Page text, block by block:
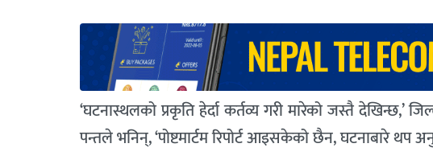
‘घटनास्थलको प्रकृति हेर्दा कर्तव्य गरी मारेको जस्तै देखिन्छ,’
पन्तले भनिन्, ‘पोष्टमार्टम रिपोर्ट आइसकेको छैन, घटनाबारे थप